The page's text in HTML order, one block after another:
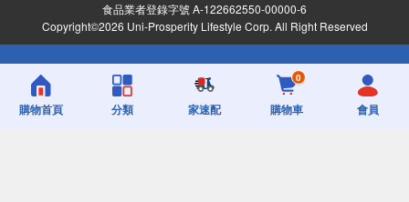
食品業者登錄字號 A-122662550-00000-6
Copyright©2026 Uni-Prosperity Lifestyle Corp. All Right Reserved
購物首頁 分類 家速配
0
購物車 會員